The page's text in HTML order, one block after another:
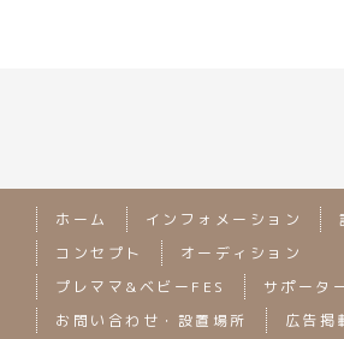
ホーム インフォメーション
コンセプト
オーディション
プレママ&ベビーFES
サポータ
お問い合わせ・設置場所
広告掲